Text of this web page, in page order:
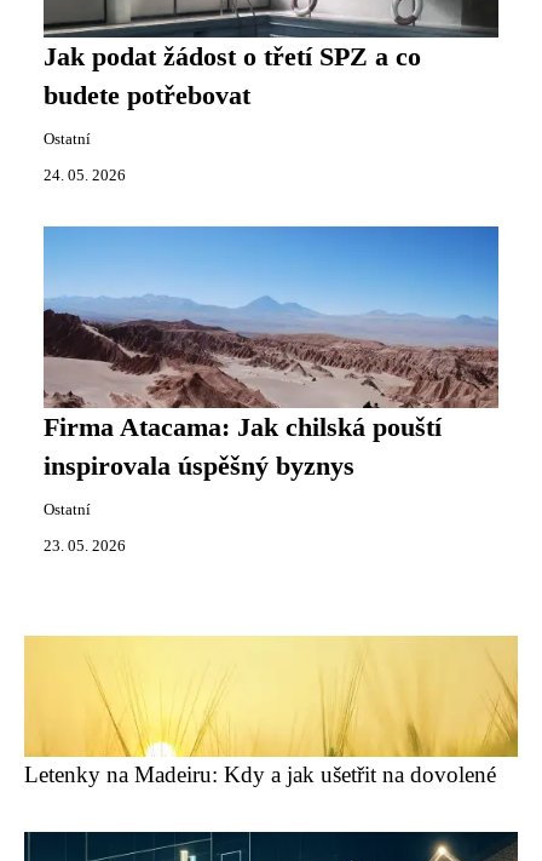
Jak podat žádost o třetí SPZ a co
budete potřebovat
Ostatní
24. 05. 2026
Firma Atacama: Jak chilská pouští
inspirovala úspěšný byznys
Ostatní
23. 05. 2026
Letenky na Madeiru: Kdy a jak ušetřit na dovolené